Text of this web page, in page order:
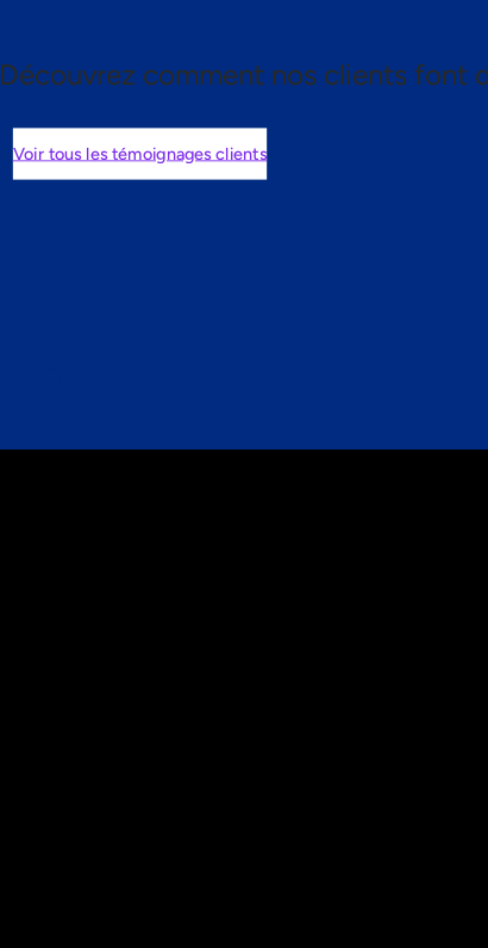
Découvrez comment nos clients font
Voir tous les témoignages clients